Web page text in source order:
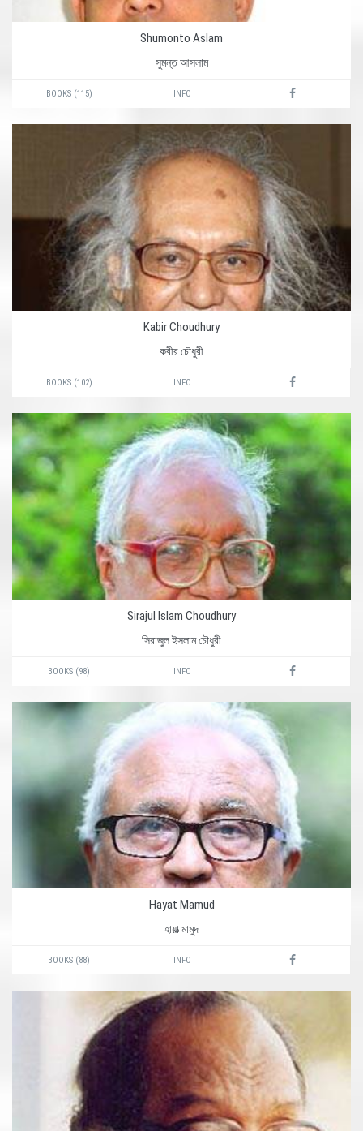
Shumonto Aslam
সুমন্ত আসলাম
BOOKS (115) INFO
Kabir Choudhury
কবীর চৌধুরী
BOOKS (102) INFO
Sirajul Islam Choudhury
সিরাজুল ইসলাম চৌধুরী
BOOKS (98) INFO
Hayat Mamud
হায়াত্‍ মামুদ
BOOKS (88) INFO